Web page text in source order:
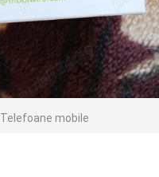
Telefoane mobile